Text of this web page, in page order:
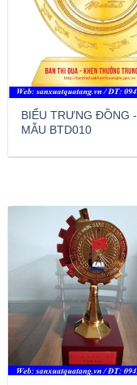
BIỂU TRƯNG ĐỒNG -
MẪU BTD010